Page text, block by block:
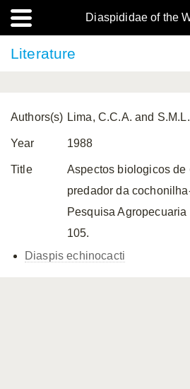
Diaspididae of the
Literature
Authors(s) Lima, C.C.A. and
Year 1988
Title Aspectos biologicos de
predador da
Pesquisa
105.
Diaspis echinocacti